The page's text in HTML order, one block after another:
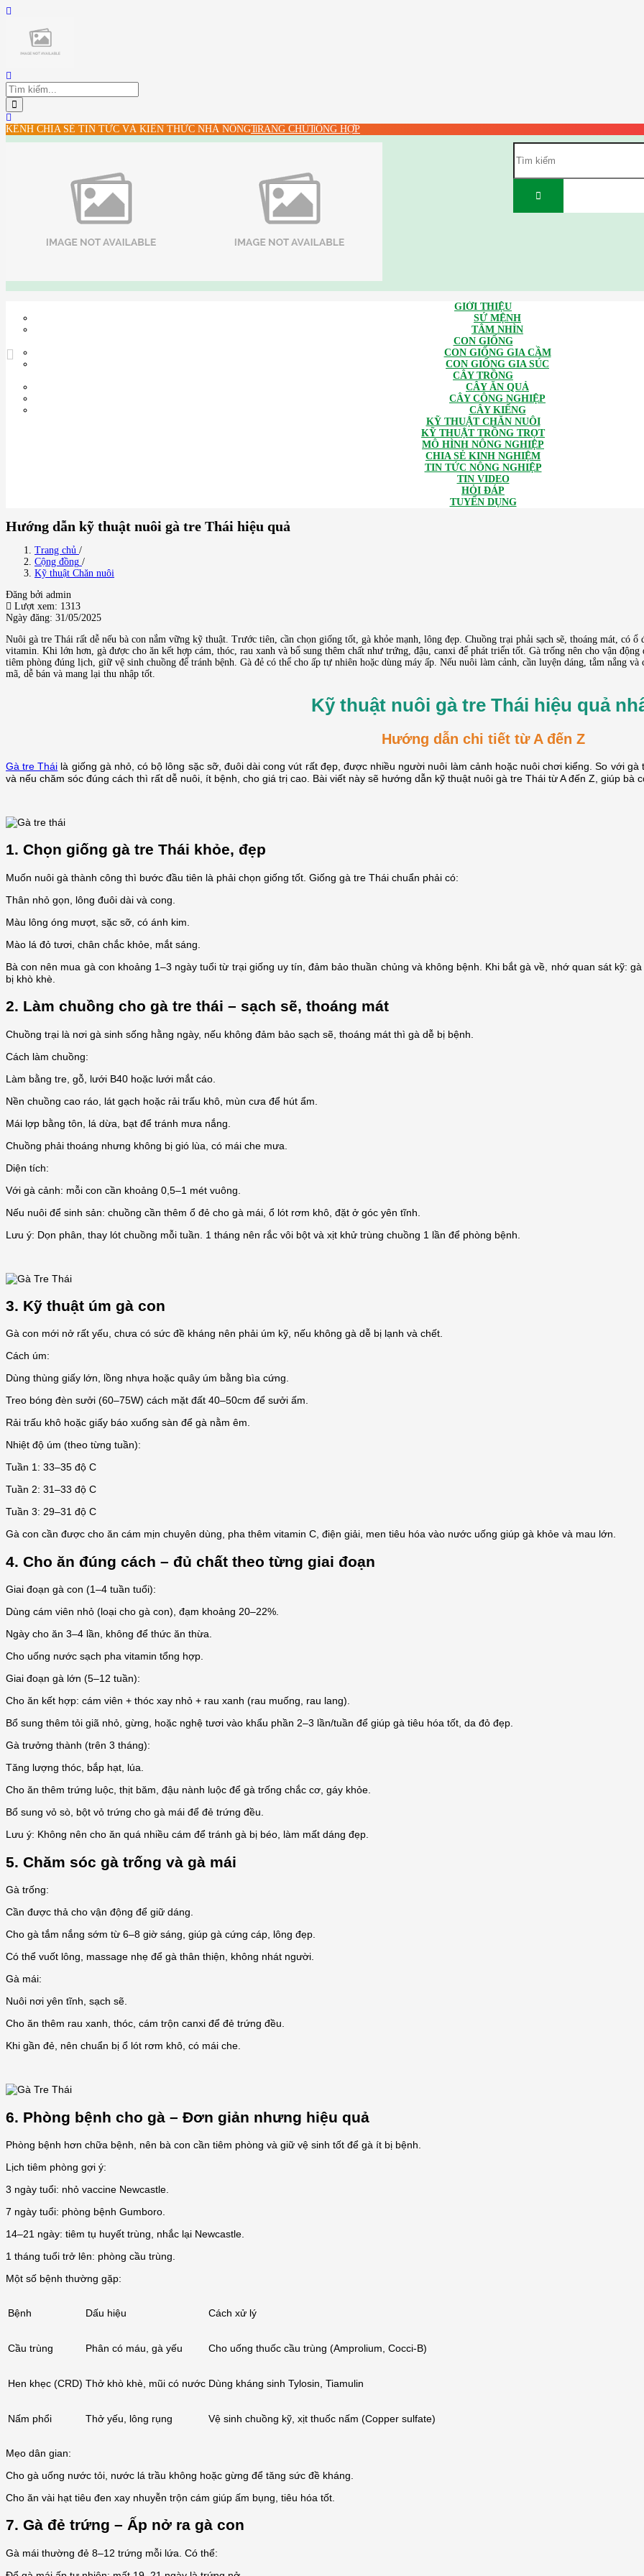
KÊNH CHIA SẺ TIN TỨC VÀ KIẾN THỨC NHÀ NÔNGTRANG CHỦTỔNG HỢP
GIỚI THIỆU
SỨ MỆNH
TÂM NHÌN
CON GIỐNG
CON GIỐNG GIA CẦM
CON GIỐNG GIA SÚC
CÂY TRỒNG
CÂY ĂN QUẢ
CÂY CÔNG NGHIỆP
CÂY KIỂNG
KỸ THUẬT CHĂN NUÔI
KỸ THUẬT TRỒNG TRỌT
MÔ HÌNH NÔNG NGHIỆP
CHIA SẺ KINH NGHIỆM
TIN TỨC NÔNG NGHIỆP
TIN VIDEO
HỎI ĐÁP
TUYỂN DỤNG
Hướng dẫn kỹ thuật nuôi gà tre Thái hiệu quả
Trang chủ /
Cộng đồng /
Kỹ thuật Chăn nuôi
Đăng bởi admin
Lượt xem: 1313
Ngày đăng: 31/05/2025
Nuôi gà tre Thái rất dễ nếu bà con nắm vững kỹ thuật. Trước tiên, cần chọn giống tốt, gà khỏe mạnh, lông đẹp. Chuồng trại phải sạch sẽ, thoáng mát, có
vitamin. Khi lớn hơn, gà được cho ăn kết hợp cám, thóc, rau xanh và bổ sung thêm chất như trứng, đậu, canxi để phát triển tốt. Gà trống nên cho vận
tiêm phòng đúng lịch, giữ vệ sinh chuồng để tránh bệnh. Gà đẻ có thể cho ấp tự nhiên hoặc dùng máy ấp. Nếu nuôi làm cảnh, cần luyện dáng, tắm nắng
mã, dễ bán và mang lại thu nhập tốt.
Kỹ thuật nuôi gà tre Thái hiệu quả
Hướng dẫn chi tiết từ A đến Z
Gà tre Thái là giống gà nhỏ, có bộ lông sặc sỡ, đuôi dài cong vút rất đẹp, được nhiều người nuôi làm cảnh hoặc nuôi chơi kiểng. So với
và nếu chăm sóc đúng cách thì rất dễ nuôi, ít bệnh, cho giá trị cao. Bài viết này sẽ hướng dẫn kỹ thuật nuôi gà tre Thái từ A đến Z, giúp bà
1. Chọn giống gà tre Thái khỏe, đẹp
Muốn nuôi gà thành công thì bước đầu tiên là phải chọn giống tốt. Giống gà tre Thái chuẩn phải có:
Thân nhỏ gọn, lông đuôi dài và cong.
Màu lông óng mượt, sặc sỡ, có ánh kim.
Mào lá đỏ tươi, chân chắc khỏe, mắt sáng.
Bà con nên mua gà con khoảng 1–3 ngày tuổi từ trại giống uy tín, đảm bảo thuần chủng và không bệnh. Khi bắt gà về, nhớ quan sát kỹ:
bị khò khè.
2. Làm chuồng cho gà tre thái – sạch sẽ, thoáng mát
Chuồng trại là nơi gà sinh sống hằng ngày, nếu không đảm bảo sạch sẽ, thoáng mát thì gà dễ bị bệnh.
Cách làm chuồng:
Làm bằng tre, gỗ, lưới B40 hoặc lưới mắt cáo.
Nền chuồng cao ráo, lát gạch hoặc rải trấu khô, mùn cưa để hút ẩm.
Mái lợp bằng tôn, lá dừa, bạt để tránh mưa nắng.
Chuồng phải thoáng nhưng không bị gió lùa, có mái che mưa.
Diện tích:
Với gà cảnh: mỗi con cần khoảng 0,5–1 mét vuông.
Nếu nuôi để sinh sản: chuồng cần thêm ổ đẻ cho gà mái, ổ lót rơm khô, đặt ở góc yên tĩnh.
Lưu ý: Dọn phân, thay lót chuồng mỗi tuần. 1 tháng nên rắc vôi bột và xịt khử trùng chuồng 1 lần để phòng bệnh.
3. Kỹ thuật úm gà con
Gà con mới nở rất yếu, chưa có sức đề kháng nên phải úm kỹ, nếu không gà dễ bị lạnh và chết.
Cách úm:
Dùng thùng giấy lớn, lồng nhựa hoặc quây úm bằng bìa cứng.
Treo bóng đèn sưởi (60–75W) cách mặt đất 40–50cm để sưởi ấm.
Rải trấu khô hoặc giấy báo xuống sàn để gà nằm êm.
Nhiệt độ úm (theo từng tuần):
Tuần 1: 33–35 độ C
Tuần 2: 31–33 độ C
Tuần 3: 29–31 độ C
Gà con cần được cho ăn cám mịn chuyên dùng, pha thêm vitamin C, điện giải, men tiêu hóa vào nước uống giúp gà khỏe và mau lớn.
4. Cho ăn đúng cách – đủ chất theo từng giai đoạn
Giai đoạn gà con (1–4 tuần tuổi):
Dùng cám viên nhỏ (loại cho gà con), đạm khoảng 20–22%.
Ngày cho ăn 3–4 lần, không để thức ăn thừa.
Cho uống nước sạch pha vitamin tổng hợp.
Giai đoạn gà lớn (5–12 tuần):
Cho ăn kết hợp: cám viên + thóc xay nhỏ + rau xanh (rau muống, rau lang).
Bổ sung thêm tỏi giã nhỏ, gừng, hoặc nghệ tươi vào khẩu phần 2–3 lần/tuần để giúp gà tiêu hóa tốt, da đỏ đẹp.
Gà trưởng thành (trên 3 tháng):
Tăng lượng thóc, bắp hạt, lúa.
Cho ăn thêm trứng luộc, thịt băm, đậu nành luộc để gà trống chắc cơ, gáy khỏe.
Bổ sung vỏ sò, bột vỏ trứng cho gà mái để đẻ trứng đều.
Lưu ý: Không nên cho ăn quá nhiều cám để tránh gà bị béo, làm mất dáng đẹp.
5. Chăm sóc gà trống và gà mái
Gà trống:
Cần được thả cho vận động để giữ dáng.
Cho gà tắm nắng sớm từ 6–8 giờ sáng, giúp gà cứng cáp, lông đẹp.
Có thể vuốt lông, massage nhẹ để gà thân thiện, không nhát người.
Gà mái:
Nuôi nơi yên tĩnh, sạch sẽ.
Cho ăn thêm rau xanh, thóc, cám trộn canxi để đẻ trứng đều.
Khi gần đẻ, nên chuẩn bị ổ lót rơm khô, có mái che.
6. Phòng bệnh cho gà – Đơn giản nhưng hiệu quả
Phòng bệnh hơn chữa bệnh, nên bà con cần tiêm phòng và giữ vệ sinh tốt để gà ít bị bệnh.
Lịch tiêm phòng gợi ý:
3 ngày tuổi: nhỏ vaccine Newcastle.
7 ngày tuổi: phòng bệnh Gumboro.
14–21 ngày: tiêm tụ huyết trùng, nhắc lại Newcastle.
1 tháng tuổi trở lên: phòng cầu trùng.
Một số bệnh thường gặp:
Bệnh Dấu hiệu Cách xử lý
Cầu trùng Phân có máu, gà yếu Cho uống thuốc cầu trùng (Amprolium, Cocci-B)
Hen khẹc (CRD) Thở khò khè, mũi có nước Dùng kháng sinh Tylosin, Tiamulin
Nấm phổi Thở yếu, lông rụng Vệ sinh chuồng kỹ, xịt thuốc nấm (Copper sulfate)
Mẹo dân gian:
Cho gà uống nước tỏi, nước lá trầu không hoặc gừng để tăng sức đề kháng.
Cho ăn vài hạt tiêu đen xay nhuyễn trộn cám giúp ấm bụng, tiêu hóa tốt.
7. Gà đẻ trứng – Ấp nở ra gà con
Gà mái thường đẻ 8–12 trứng mỗi lứa. Có thể: